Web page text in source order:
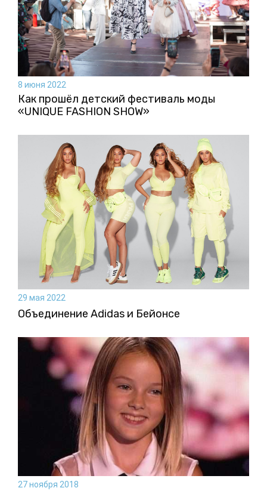
8 июня 2022
Как прошёл детский фестиваль моды
«UNIQUE FASHION SHOW»
29 мая 2022
Объединение Adidas и Бейонсе
27 ноября 2018